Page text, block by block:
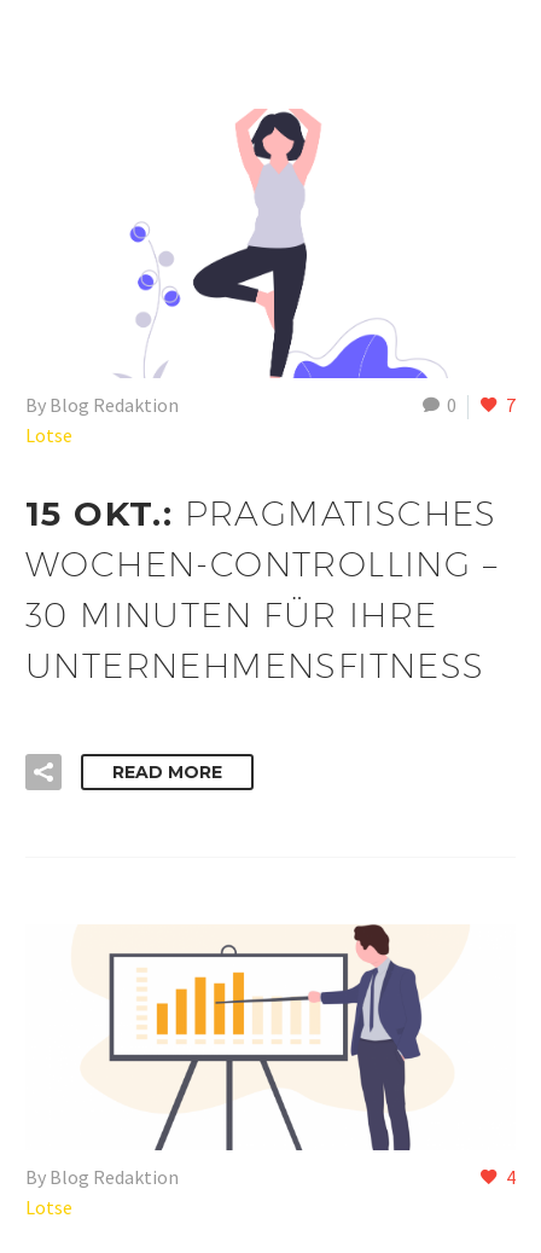
0 7
By Blog Redaktion
Lotse
15 OKT.: PRAGMATISCHES
WOCHEN-CONTROLLING –
30 MINUTEN FÜR IHRE
UNTERNEHMENSFITNESS
READ MORE
4
By Blog Redaktion
Lotse